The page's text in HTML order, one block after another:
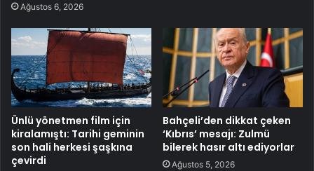
Ağustos 6, 2026
Ünlü yönetmen film için
kiralamıştı: Tarihi geminin
son hali herkesi şaşkına
çevirdi
Bahçeli’den dikkat çeken
‘Kıbrıs’ mesajı: Zulmü
bilerek hasır altı ediyorlar
Ağustos 5, 2026